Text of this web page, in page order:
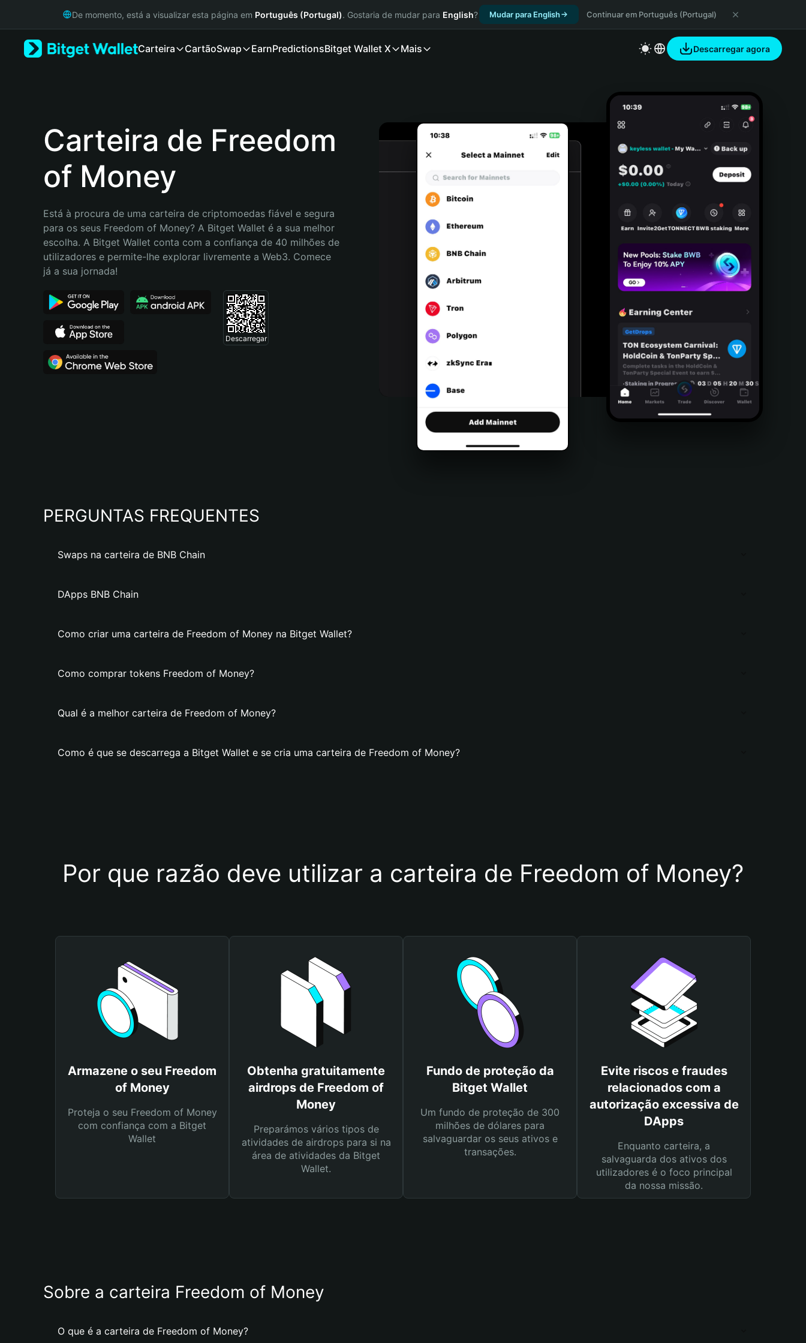
Русский
Português (Portugal)
Bahasa Indonesia
Português (Brasil)
Español (Argentina)
De momento, está a visualizar esta página em Português (Portugal). Gostaria de mudar para English? Mudar para English Continuar em Português (Portugal)
Carteira CartãoSwap EarnPredictionsBitget Wallet X Mais Descarregar agora
Carteira de Freedom
of Money
Está à procura de uma carteira de criptomoedas fiável e segura
para os seus Freedom of Money? A Bitget Wallet é a sua melhor
escolha. A Bitget Wallet conta com a confiança de 40 milhões de
utilizadores e permite-lhe explorar livremente a Web3. Comece
já a sua jornada!
Descarregar
PERGUNTAS FREQUENTES
Swaps na carteira de BNB Chain
DApps BNB Chain
Como criar uma carteira de Freedom of Money na Bitget Wallet?
Como comprar tokens Freedom of Money?
Qual é a melhor carteira de Freedom of Money?
Como é que se descarrega a Bitget Wallet e se cria uma carteira de Freedom of Money?
Por que razão deve utilizar a carteira de Freedom of Money?
Armazene o seu Freedom
of Money
Proteja o seu Freedom of Money
com confiança com a Bitget
Wallet
Obtenha gratuitamente
airdrops de Freedom of
Money
Preparámos vários tipos de
atividades de airdrops para si na
área de atividades da Bitget
Wallet.
Fundo de proteção da
Bitget Wallet
Um fundo de proteção de 300
milhões de dólares para
salvaguardar os seus ativos e
transações.
Evite riscos e fraudes
relacionados com a
autorização excessiva de
DApps
Enquanto carteira, a
salvaguarda dos ativos dos
utilizadores é o foco principal
da nossa missão.
Sobre a carteira Freedom of Money
O que é a carteira de Freedom of Money?